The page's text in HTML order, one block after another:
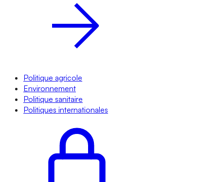
Politique agricole
Environnement
Politique sanitaire
Politiques internationales